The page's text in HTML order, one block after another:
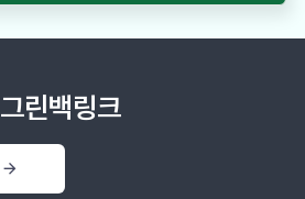
그린백링크